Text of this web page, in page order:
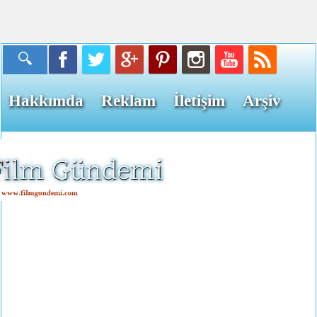
Hakkımda Reklam İletişim Arşiv